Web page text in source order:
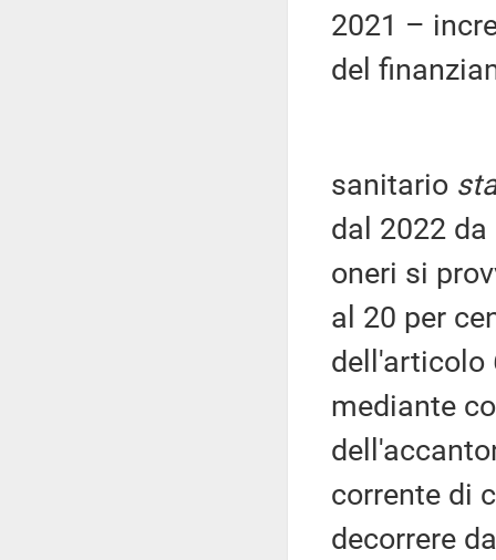
2021 –
del
sanitario
dal 2022
oneri si
al 20 per
dell'articolo
mediante
corrente di
decorrere